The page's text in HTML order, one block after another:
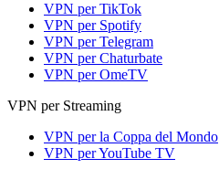
VPN per TikTok
VPN per Spotify
VPN per Telegram
VPN per Chaturbate
VPN per OmeTV
VPN per Streaming
VPN per la Coppa del Mondo
VPN per YouTube TV